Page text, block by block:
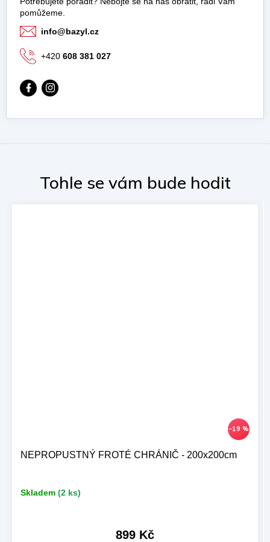
–19 %
NEPROPUSTNÝ FROTÉ CHRÁNIČ - 200x200cm
Skladem (2 ks)
899 Kč
info@bazyl.cz
+420 608 381 027